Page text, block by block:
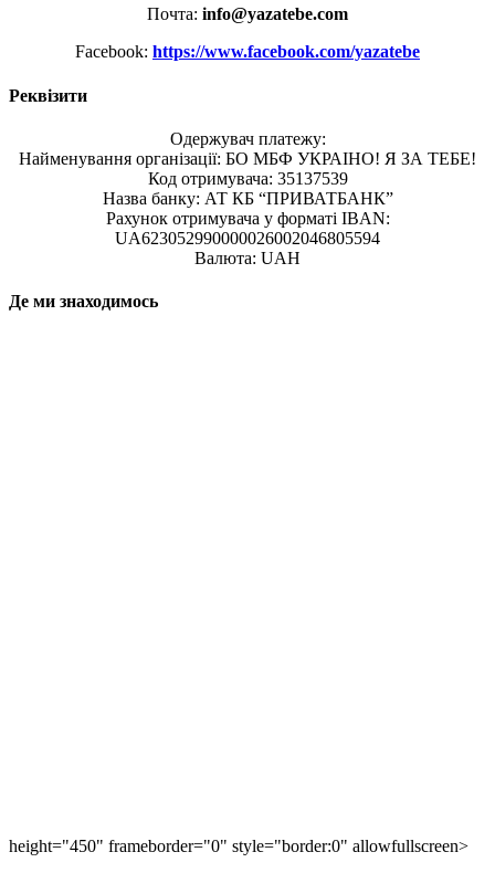
Почта: info@yazatebe.com
Facebook: https://www.facebook.com/yazatebe
Реквізити
Одержувач платежу:
Найменування організації: БО МБФ УКРАІНО! Я ЗА ТЕБЕ!
Код отримувача: 35137539
Назва банку: АТ КБ “ПРИВАТБАНК”
Рахунок отримувача у форматі IBAN:
UA623052990000026002046805594
Валюта: UAH
Де ми знаходимось
height="450" frameborder="0" style="border:0" allowfullscreen>